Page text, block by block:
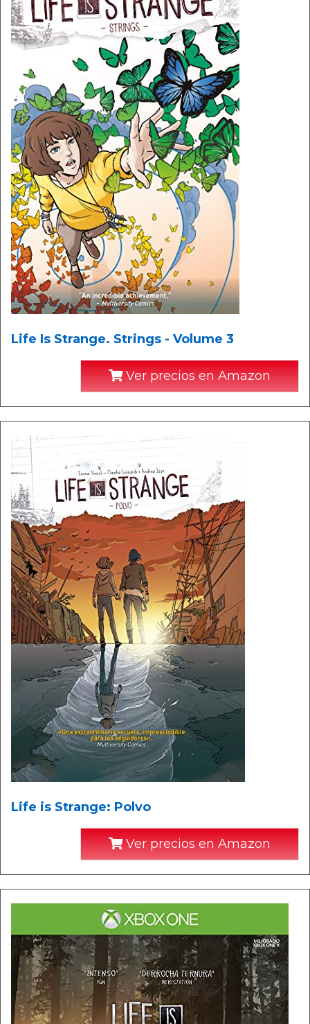
Life Is Strange. Strings - Volume 3
Ver precios en Amazon
Life is Strange: Polvo
Ver precios en Amazon